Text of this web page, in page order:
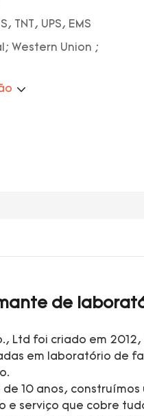
TNT, UPS, EMS
Western Union ;
de
Ltd foi criado em
em laboratório de
10 anos, construímos
e serviço que cobre